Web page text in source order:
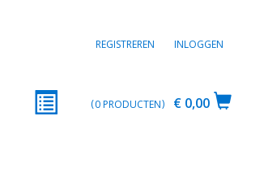
REGISTREREN INLOGGEN
€ 0,00
0PRODUCTEN